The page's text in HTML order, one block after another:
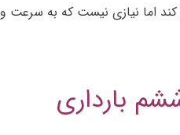
اما نیازی نیست که به سرعت
بارداری